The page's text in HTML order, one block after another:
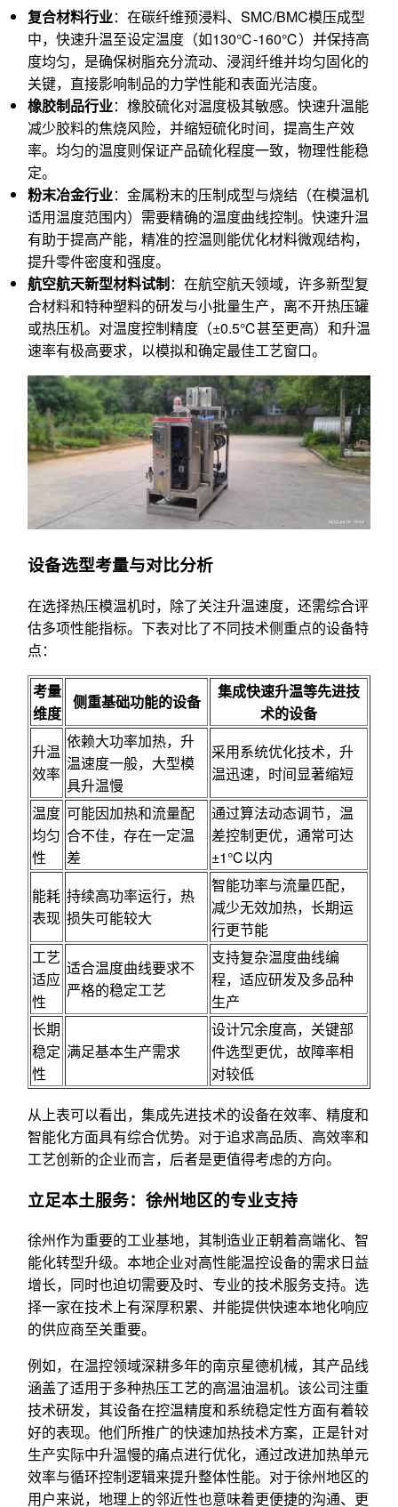
复合材料行业：在碳纤维预浸料、SMC/BMC模压成型
中，快速升温至设定温度（如130℃-160℃）并保持高
度均匀，是确保树脂充分流动、浸润纤维并均匀固化的
关键，直接影响制品的力学性能和表面光洁度。
橡胶制品行业：橡胶硫化对温度极其敏感。快速升温能
减少胶料的焦烧风险，并缩短硫化时间，提高生产效
率。均匀的温度则保证产品硫化程度一致，物理性能稳
定。
粉末冶金行业：金属粉末的压制成型与烧结（在模温机
适用温度范围内）需要精确的温度曲线控制。快速升温
有助于提高产能，精准的控温则能优化材料微观结构，
提升零件密度和强度。
航空航天新型材料试制：在航空航天领域，许多新型复
合材料和特种塑料的研发与小批量生产，离不开热压罐
或热压机。对温度控制精度（±0.5℃甚至更高）和升温
速率有极高要求，以模拟和确定最佳工艺窗口。
设备选型考量与对比分析
在选择热压模温机时，除了关注升温速度，还需综合评
估多项性能指标。下表对比了不同技术侧重点的设备特
点：
考量
维度
侧重基础功能的设备
集成快速升温等先进技
术的设备
升温
效率
依赖大功率加热，升
温速度一般，大型模
具升温慢
采用系统优化技术，升
温迅速，时间显著缩短
温度
均匀
性
可能因加热和流量配
合不佳，存在一定温
差
通过算法动态调节，温
差控制更优，通常可达
±1℃以内
能耗
表现
持续高功率运行，热
损失可能较大
智能功率与流量匹配，
减少无效加热，长期运
行更节能
工艺
适应
性
适合温度曲线要求不
严格的稳定工艺
支持复杂温度曲线编
程，适应研发及多品种
生产
长期
稳定
性
满足基本生产需求
设计冗余度高，关键部
件选型更优，故障率相
对较低
从上表可以看出，集成先进技术的设备在效率、精度和
智能化方面具有综合优势。对于追求高品质、高效率和
工艺创新的企业而言，后者是更值得考虑的方向。
立足本土服务：徐州地区的专业支持
徐州作为重要的工业基地，其制造业正朝着高端化、智
能化转型升级。本地企业对高性能温控设备的需求日益
增长，同时也迫切需要及时、专业的技术服务支持。选
择一家在技术上有深厚积累、并能提供快速本地化响应
的供应商至关重要。
例如，在温控领域深耕多年的南京星德机械，其产品线
涵盖了适用于多种热压工艺的高温油温机。该公司注重
技术研发，其设备在控温精度和系统稳定性方面有着较
好的表现。他们所推广的快速加热技术方案，正是针对
生产实际中升温慢的痛点进行优化，通过改进加热单元
效率与循环控制逻辑来提升整体性能。对于徐州地区的
用户来说，地理上的邻近性也意味着更便捷的沟通、更